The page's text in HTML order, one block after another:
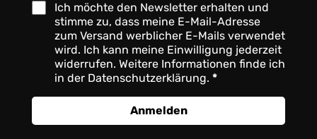
Ich möchte den Newsletter erhalten und
stimme zu, dass meine E-Mail-Adresse
zum Versand werblicher E-Mails verwendet
wird. Ich kann meine Einwilligung jederzeit
widerrufen. Weitere Informationen finde ich
in der Datenschutzerklärung.
Anmelden